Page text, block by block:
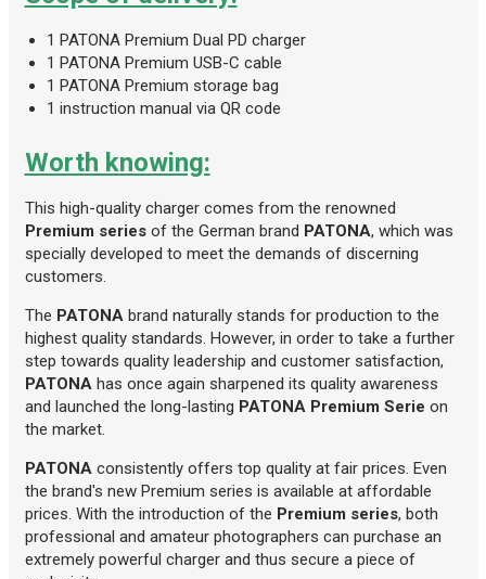
1 PATONA Premium Dual PD charger
1 PATONA Premium USB-C cable
1 PATONA Premium storage bag
1 instruction manual via QR code
Worth knowing:
This high-quality charger comes from the renowned
Premium seriesof the German brand PATONA, which was
specially developed to meet the demands of discerning
customers.
The PATONAbrand naturally stands for production to the
highest quality standards. However, in order to take a further
step towards quality leadership and customer satisfaction,
PATONAhas once again sharpened its quality awareness
and launched the long-lasting PATONA Premium Serie on
the market.
PATONAconsistently offers top quality at fair prices. Even
the brand's new Premium series is available at affordable
prices. With the introduction of the Premium series, both
professional and amateur photographers can purchase an
extremely powerful charger and thus secure a piece of